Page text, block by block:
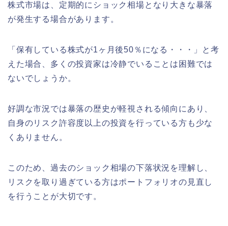
株式市場は、定期的にショック相場となり大きな暴落
が発生する場合があります。
「保有している株式が1ヶ月後50％になる・・・」と考
えた場合、多くの投資家は冷静でいることは困難では
ないでしょうか。
好調な市況では暴落の歴史が軽視される傾向にあり、
自身のリスク許容度以上の投資を行っている方も少な
くありません。
このため、過去のショック相場の下落状況を理解し、
リスクを取り過ぎている方はポートフォリオの見直し
を行うことが大切です。